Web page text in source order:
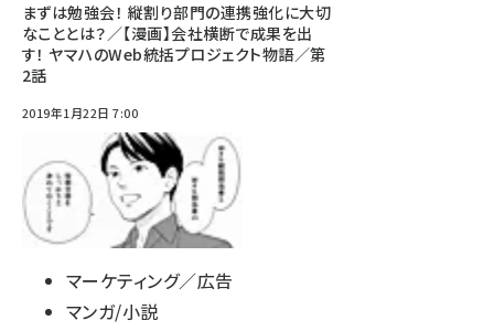
まずは勉強会！ 縦割り部門の連携強化に大切
なこととは？／【漫画】会社横断で成果を出
す！ ヤマハのWeb統括プロジェクト物語／第
2話
2019年1月22日 7:00
マーケティング／広告
マンガ/小説